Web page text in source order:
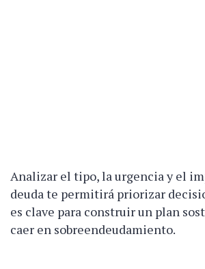
Analizar el tipo, la urgencia y el
deuda te permitirá priorizar
es clave para construir un plan
caer en sobreendeudamiento.